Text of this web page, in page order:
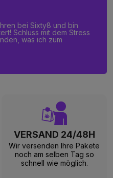
bei Sixty8 und bin
Schluss mit dem Stress
was ich zum
VERSAND 24/48H
Wir versenden Ihre Pakete
noch am selben Tag so
schnell wie möglich.